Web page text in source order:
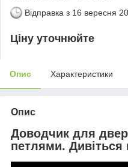
Відправка з 16 вересня
Ціну уточнюйте
Опис Характеристики
Опис
Доводчик для
петлями. Дивіться